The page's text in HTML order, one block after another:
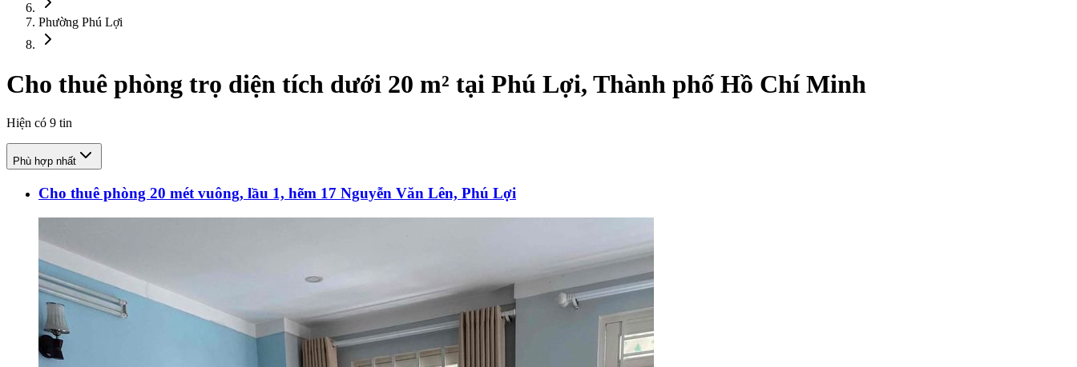
Phường Phú Lợi
Cho thuê phòng trọ diện tích dưới 20 m² tại Phú Lợi, Thành phố Hồ Chí Minh
Hiện có 9 tin
Phù hợp nhất
Cho thuê phòng 20 mét vuông, lầu 1, hẽm 17 Nguyễn Văn Lên, Phú Lợi